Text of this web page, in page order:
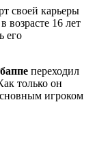
своей карьеры
возрасте 16 лет
его
переходил
только он
игроком